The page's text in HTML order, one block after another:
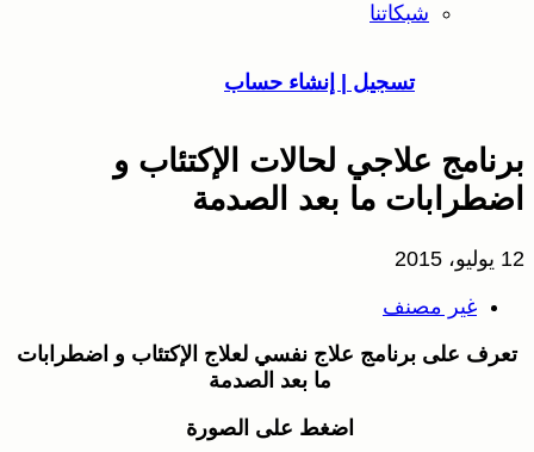
شبكاتنا
تسجيل | إنشاء حساب
برنامج علاجي لحالات الإكتئاب و
اضطرابات ما بعد الصدمة
12 يوليو، 2015
غير مصنف
تعرف على برنامج علاج نفسي لعلاج الإكتئاب و اضطرابات
ما بعد الصدمة
اضغط على الصورة